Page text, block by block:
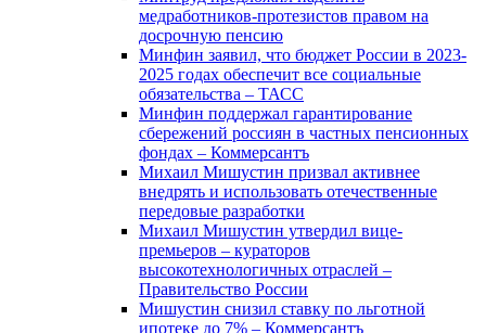
медработников-протезистов правом на
досрочную пенсию
Минфин заявил, что бюджет России в 2023-
2025 годах обеспечит все социальные
обязательства – ТАСС
Минфин поддержал гарантирование
сбережений россиян в частных пенсионных
фондах – Коммерсантъ
Михаил Мишустин призвал активнее
внедрять и использовать отечественные
передовые разработки
Михаил Мишустин утвердил вице-
премьеров – кураторов
высокотехнологичных отраслей –
Правительство России
Мишустин снизил ставку по льготной
ипотеке до 7% – Коммерсантъ